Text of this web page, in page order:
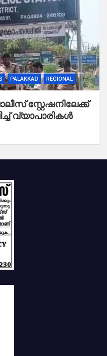
PALAKKAD REGIONAL
സ്റ്റേഷനിലേക്ക്
വ്യാപാരികൾ